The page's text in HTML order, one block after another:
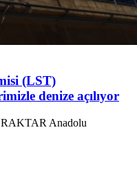
(LST)
denize açılıyor
Anadolu